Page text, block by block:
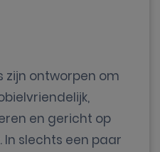
zijn ontworpen om
en gericht op
In slechts een paar